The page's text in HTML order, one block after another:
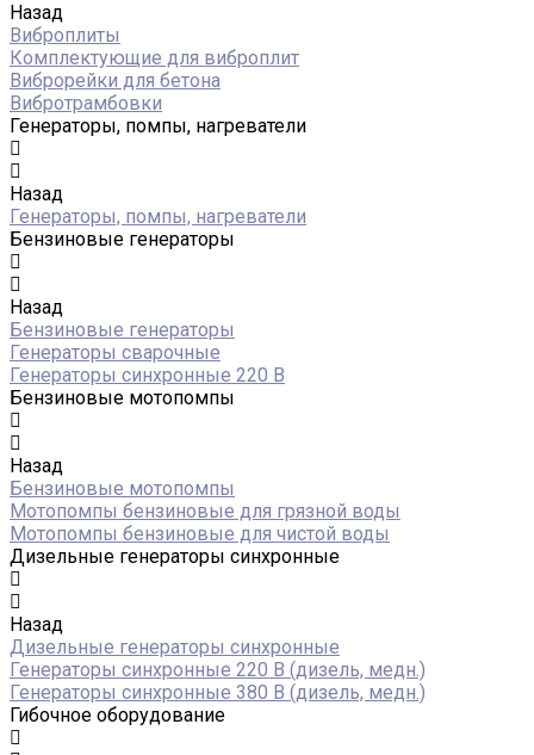
Назад
Виброплиты
Комплектующие для виброплит
Виброрейки для бетона
Вибротрамбовки
Генераторы, помпы, нагреватели
Назад
Генераторы, помпы, нагреватели
Бензиновые генераторы
Назад
Бензиновые генераторы
Генераторы сварочные
Генераторы синхронные 220 В
Бензиновые мотопомпы
Назад
Бензиновые мотопомпы
Мотопомпы бензиновые для грязной воды
Мотопомпы бензиновые для чистой воды
Дизельные генераторы синхронные
Назад
Дизельные генераторы синхронные
Генераторы синхронные 220 В (дизель, медн.)
Генераторы синхронные 380 В (дизель, медн.)
Гибочное оборудование